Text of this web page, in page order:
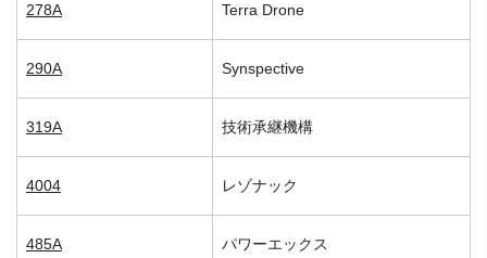
278A Terra Drone
290A Synspective
319A 技術承継機構
4004 レゾナック
485A パワーエックス